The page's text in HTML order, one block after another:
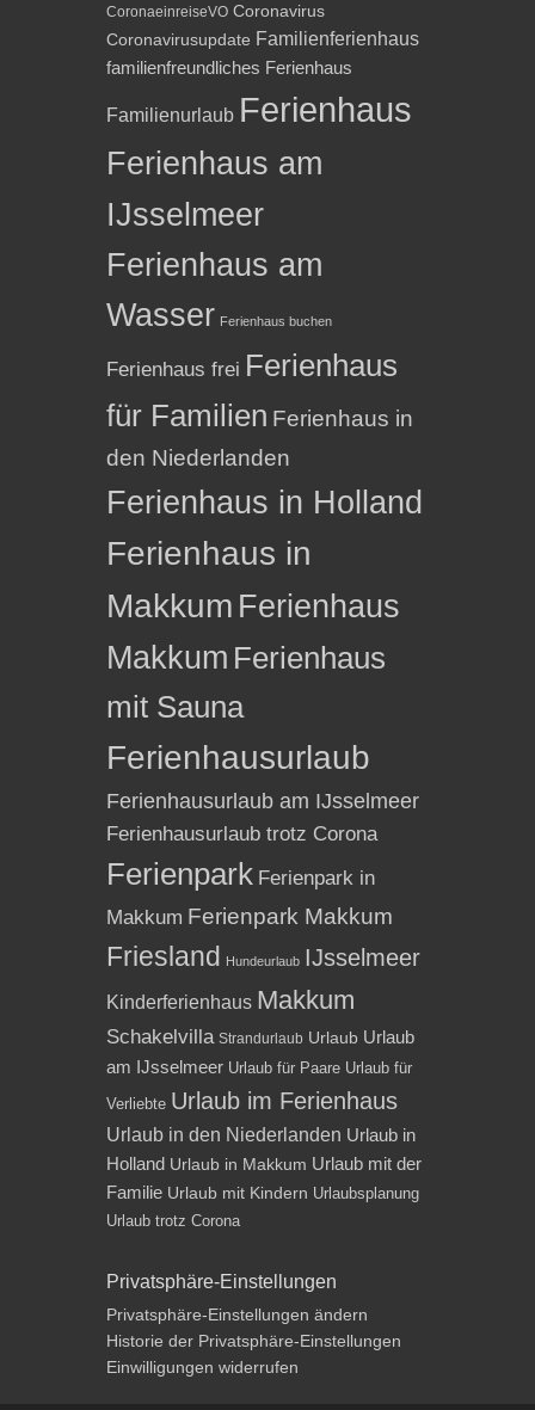
CoronaeinreiseVO Coronavirus
Coronavirusupdate Familienferienhaus
familienfreundliches Ferienhaus
Familienurlaub Ferienhaus
Ferienhaus am
IJsselmeer
Ferienhaus am
Wasser Ferienhaus buchen
Ferienhaus frei Ferienhaus
für Familien Ferienhaus in
den Niederlanden
Ferienhaus in Holland
Ferienhaus in
Makkum Ferienhaus
Makkum Ferienhaus
mit Sauna
Ferienhausurlaub
Ferienhausurlaub am IJsselmeer
Ferienhausurlaub trotz Corona
Ferienpark Ferienpark in
Makkum Ferienpark Makkum
Friesland Hundeurlaub IJsselmeer
Kinderferienhaus Makkum
Schakelvilla Strandurlaub Urlaub Urlaub
am IJsselmeer Urlaub für Paare Urlaub für
Verliebte Urlaub im Ferienhaus
Urlaub in den Niederlanden Urlaub in
Holland Urlaub in Makkum Urlaub mit der
Familie Urlaub mit Kindern Urlaubsplanung
Urlaub trotz Corona
Privatsphäre-Einstellungen
Privatsphäre-Einstellungen ändern
Historie der Privatsphäre-Einstellungen
Einwilligungen widerrufen